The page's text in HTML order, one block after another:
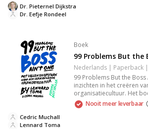
kwetsbaarheid centraal
Dr. Eefje Rondeel
Dr. Pieternel Dijkstra
Boek
99 Problems But the
99 Problems But the
inzichten in het creëren
organisatiecultuur. Het
en successen bij het
samenwerking en
Nooit meer leverbaar
Lennard Toma
Cedric Muchall